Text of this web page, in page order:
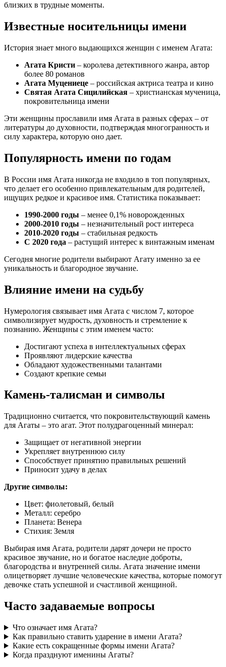
близких в трудные моменты.
Известные носительницы имени
История знает много выдающихся женщин с именем Агата:
Агата Кристи – королева детективного жанра, автор
более 80 романов
Агата Муцениеце – российская актриса театра и кино
Святая Агата Сицилийская – христианская мученица,
покровительница имени
Эти женщины прославили имя Агата в разных сферах – от
литературы до духовности, подтверждая многогранность и
силу характера, которую оно дает.
Популярность имени по годам
В России имя Агата никогда не входило в топ популярных,
что делает его особенно привлекательным для родителей,
ищущих редкое и красивое имя. Статистика показывает:
1990-2000 годы – менее 0,1% новорожденных
2000-2010 годы – незначительный рост интереса
2010-2020 годы – стабильная редкость
С 2020 года – растущий интерес к винтажным именам
Сегодня многие родители выбирают Агату именно за ее
уникальность и благородное звучание.
Влияние имени на судьбу
Нумерология связывает имя Агата с числом 7, которое
символизирует мудрость, духовность и стремление к
познанию. Женщины с этим именем часто:
Достигают успеха в интеллектуальных сферах
Проявляют лидерские качества
Обладают художественными талантами
Создают крепкие семьи
Камень-талисман и символы
Традиционно считается, что покровительствующий камень
для Агаты – это агат. Этот полудрагоценный минерал:
Защищает от негативной энергии
Укрепляет внутреннюю силу
Способствует принятию правильных решений
Приносит удачу в делах
Другие символы:
Цвет: фиолетовый, белый
Металл: серебро
Планета: Венера
Стихия: Земля
Выбирая имя Агата, родители дарят дочери не просто
красивое звучание, но и богатое наследие доброты,
благородства и внутренней силы. Агата значение имени
олицетворяет лучшие человеческие качества, которые помогут
девочке стать успешной и счастливой женщиной.
Часто задаваемые вопросы
Что означает имя Агата?
Как правильно ставить ударение в имени Агата?
Какие есть сокращенные формы имени Агата?
Когда празднуют именины Агаты?